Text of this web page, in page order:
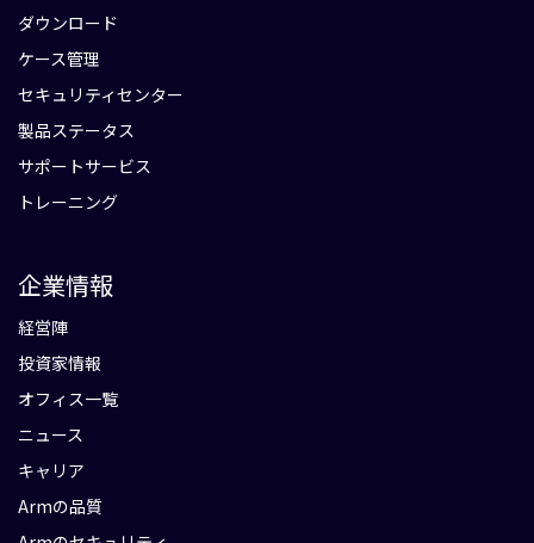
ダウンロード
ケース管理
セキュリティセンター
製品ステータス
サポートサービス
トレーニング
企業情報
経営陣
投資家情報
オフィス一覧
ニュース
キャリア
Armの品質